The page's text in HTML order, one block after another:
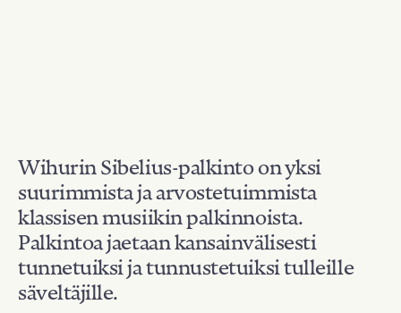
Wihurin Sibelius-palkinto on yksi
suurimmista ja arvostetuimmista
klassisen musiikin palkinnoista.
Palkintoa jaetaan kansainvälisesti
tunnetuiksi ja tunnustetuiksi tulleille
säveltäjille.